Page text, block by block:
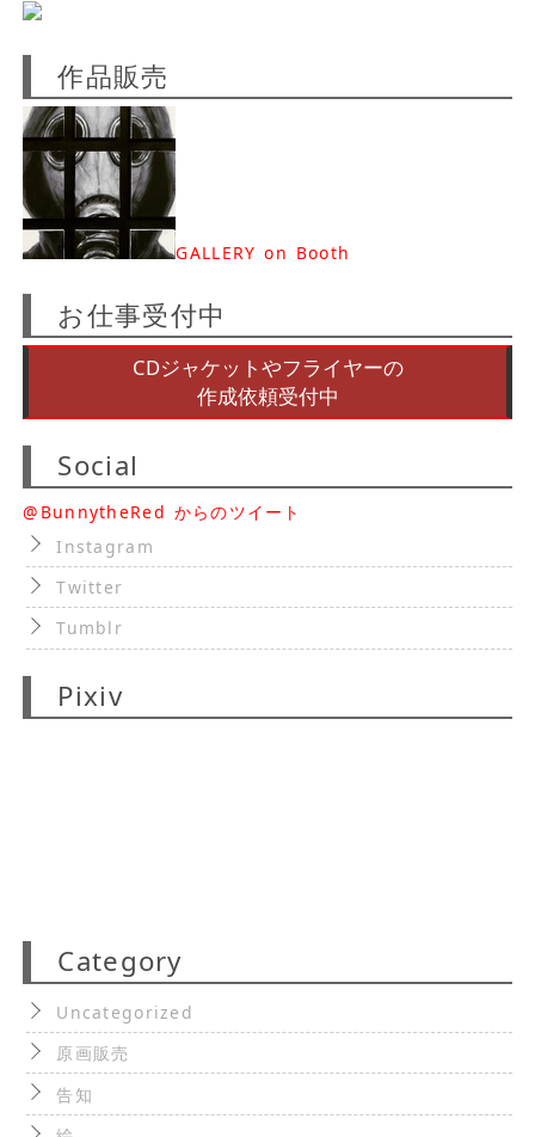
作品販売
GALLERY on Booth
お仕事受付中
CDジャケットやフライヤーの
作成依頼受付中
Social
@BunnytheRed からのツイート
Instagram
Twitter
Tumblr
Pixiv
Category
Uncategorized
原画販売
告知